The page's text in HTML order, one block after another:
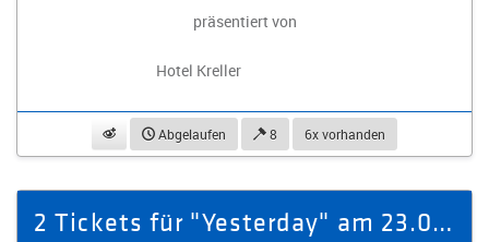
präsentiert von
Hotel Kreller
beobachtenAbgelaufen 8 6x vorhanden
2 Tickets für "Yesterday" am 23.01.26 Gewandhaus zu Leipzig